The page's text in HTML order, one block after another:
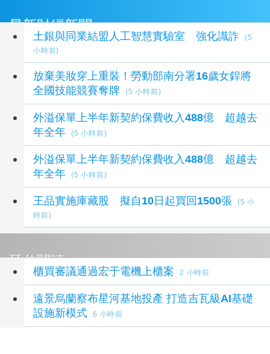
最新財經新聞
土銀與同業結盟人工智慧實驗室 強化識詐
(5
小時前)
放棄美妝穿上重裝！勞動部南分署16歲女銲將
全國技能競賽奪牌
(5 小時前)
外溢保單上半年新契約保費收入488億 超越去
年全年
(5 小時前)
外溢保單上半年新契約保費收入488億 超越去
年全年
(5 小時前)
王品實施庫藏股 擬自10日起買回1500張
(5 小
時前)
延伸閱讀
櫃買審議通過宏于電機上櫃案 2 小時前
遠景烏蘭察布星河基地投產 打造吉瓦級AI基礎
設施新模式
6 小時前